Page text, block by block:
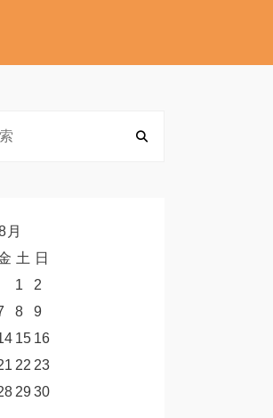
月
土 日
1
2
8
9
15 16
22 23
2930